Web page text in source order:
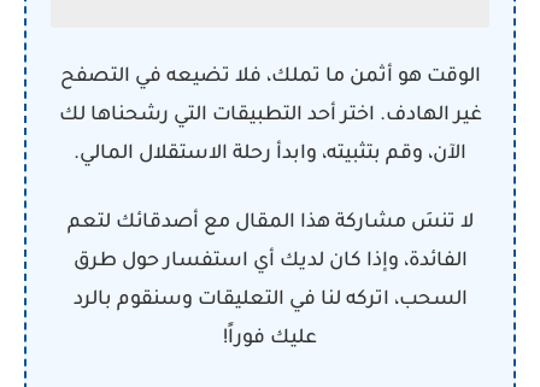
الوقت هو أثمن ما تملك، فلا تضيعه في التصفح
غير الهادف. اختر أحد التطبيقات التي رشحناها لك
الآن، وقم بتثبيته، وابدأ رحلة الاستقلال المالي.
لا تنسَ مشاركة هذا المقال مع أصدقائك لتعم
الفائدة، وإذا كان لديك أي استفسار حول طرق
السحب، اتركه لنا في التعليقات وسنقوم بالرد
عليك فوراً!